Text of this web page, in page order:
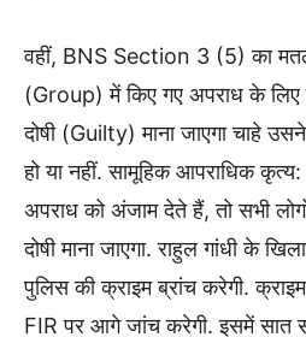
वहीं, BNS Section 3 (5) का
(Group) में किए गए अपराध के
दोषी (Guilty) माना जाएगा चाहे
हो या नहीं. सामूहिक आपराधिक
अपराध को अंजाम देते हैं, तो सभी
दोषी माना जाएगा. राहुल गांधी के
पुलिस की क्राइम ब्रांच करेगी.
FIR पर आगे जांच करेगी. इसमें सात